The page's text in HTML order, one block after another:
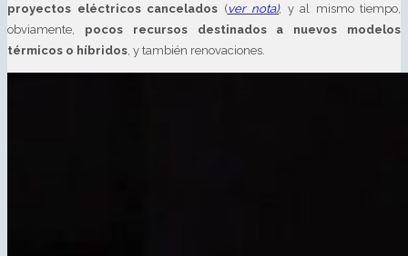
proyectos eléctricos cancelados (ver nota), y al mismo tiempo,
obviamente, pocos recursos destinados a nuevos modelos
térmicos o híbridos , y también renovaciones.